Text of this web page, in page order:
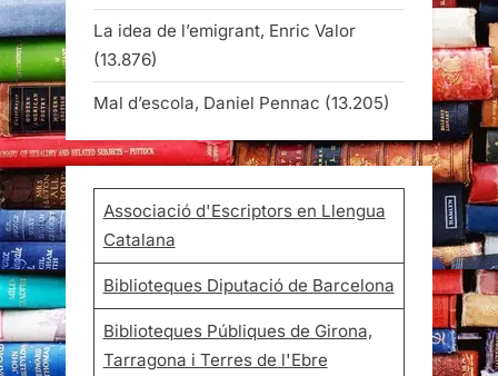
La idea de l’emigrant, Enric Valor
(13.876)
Mal d’escola, Daniel Pennac (13.205)
Associació d'Escriptors en Llengua
Catalana
Biblioteques Diputació de Barcelona
Biblioteques Públiques de Girona,
Tarragona i Terres de l'Ebre